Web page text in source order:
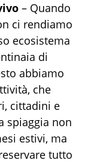
– Quando
ci rendiamo
ecosistema
di
abbiamo
che
cittadini e
spiaggia non
estivi, ma
tutto